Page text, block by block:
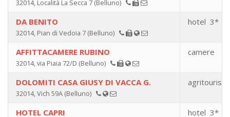
32014, Località La Secca 7 (Belluno)
DA BENITO
32014, Pian di Vedoia 7 (Belluno)
hotel 3*
AFFITTACAMERE RUBINO
32014, via Piaia 72/D (Belluno)
camere
DOLOMITI CASA GIUSY DI VACCA G.
32014, Vich 59A (Belluno)
agritourism
HOTEL CAPRI hotel 3*